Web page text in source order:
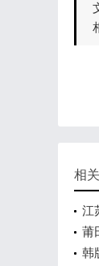
相
江
莆
韩